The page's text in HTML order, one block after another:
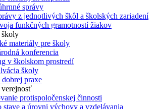
správy
z jednotlivých škôl a školských zariadení
funkčných gramotností žiakov
školy
materiály pre školy
konferencia
v školskom prostredí
školy
praxe
verejnosť
protispoločenskej činnosti
stave a úrovni výchovy a vzdelávania